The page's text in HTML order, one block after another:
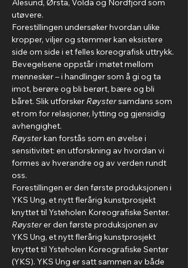
Ålesund, Ørsta, Volda og Nordfjord som
utøvere.
Forestillingen undersøker hvordan ulike
kropper, viljer og stemmer kan eksistere
side om side i et felles koreografisk uttrykk.
Bevegelsene oppstår i møtet mellom
mennesker – i handlinger som å gi og ta
imot, berøre og bli berørt, bære og bli
båret. Slik utforsker Røyster samdans som
et rom for relasjoner, lytting og gjensidig
avhengighet.
Røyster kan forstås som en øvelse i
sensitivitet: en utforskning av hvordan vi
formes av hverandre og av verden rundt
oss.
Forestillingen er den første produksjonen i
YKS Ung, et nytt flerårig kunstprosjekt
knyttet til Ysteholen Koreografiske Senter.
Røyster er den første produksjonen av
YKS Ung, et nytt flerårig kunstprosjekt
knyttet til Ysteholen Koreografiske Senter
(YKS). YKS Ung er satt sammen av både